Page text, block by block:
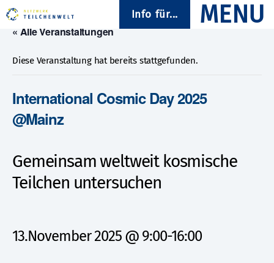
Info für...
« Alle Veranstaltungen
Diese Veranstaltung hat bereits stattgefunden.
International Cosmic Day 2025
@Mainz
Gemeinsam weltweit kosmische
Teilchen untersuchen
13.November 2025 @ 9:00-16:00